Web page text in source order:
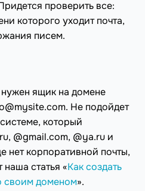
проверить все:
которого уходит почта,
писем.
ящик на домене
Не подойдет
который
@gmail.com, @ya.ru и
нет корпоративной почты,
статья «Как создать
своим доменом».